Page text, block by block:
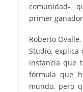
comunidad-
primer
Roberto
Studio, explica
instancia que
fórmula que
mundo, pero